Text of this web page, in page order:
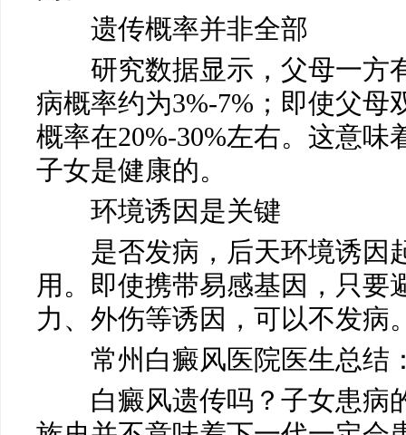
遗传概率并非全部
研究数据显示，父母一方
病概率约为3%-7%；即使父母
概率在20%-30%左右。这意味
子女是健康的。
环境诱因是关键
是否发病，后天环境诱因
用。即使携带易感基因，只要
力、外伤等诱因，可以不发病
常州白癜风医院医生总结
白癜风遗传吗？子女患病